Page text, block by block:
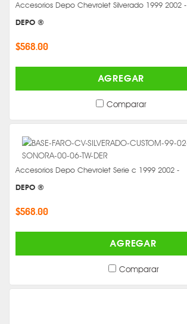
Accesorios Depo Chevrolet Silverado 1999 2002 -
DEPO ®
$568.00
AGREGAR
Comparar
Accesorios Depo Chevrolet Serie c 1999 2002 -
DEPO ®
$568.00
AGREGAR
Comparar